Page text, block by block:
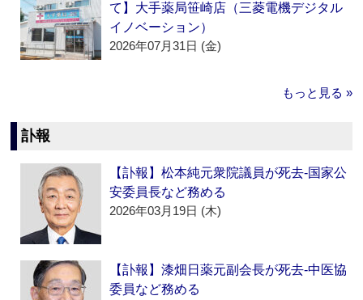
て】大手薬局笹崎店（三菱電機デジタル
イノベーション）
2026年07月31日 (金)
もっと見る »
訃報
【訃報】松本純元衆院議員が死去‐国家公
安委員長など務める
2026年03月19日 (木)
【訃報】漆畑日薬元副会長が死去‐中医協
委員など務める